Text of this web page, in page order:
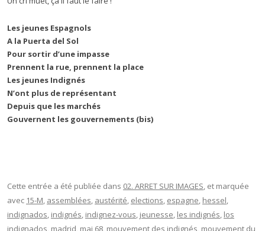
Les jeunes Espagnols
A la Puerta del Sol
Pour sortir d’une impasse
Prennent la rue, prennent la place
Les jeunes Indignés
N’ont plus de représentant
Depuis que les marchés
Gouvernent les gouvernements (bis)
Cette entrée a été publiée dans 02. ARRET SUR IMAGES, et marquée
avec 15-M, assemblées, austérité, elections, espagne, hessel,
indignados, indignés, indignez-vous, jeunesse, les indignés, los
indignados, madrid, mai 68, mouvement des indignés, mouvement du